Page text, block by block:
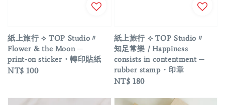
紙上旅行 ⟡ TOP Studio〃
Flower & the Moon ─
print-on sticker・轉印貼紙
Regular
NT$ 100
紙上旅行 ⟡ TOP Studio〃
知足常樂 / Happiness
consists in contentment ─
rubber stamp・印章
Regular
NT$ 180